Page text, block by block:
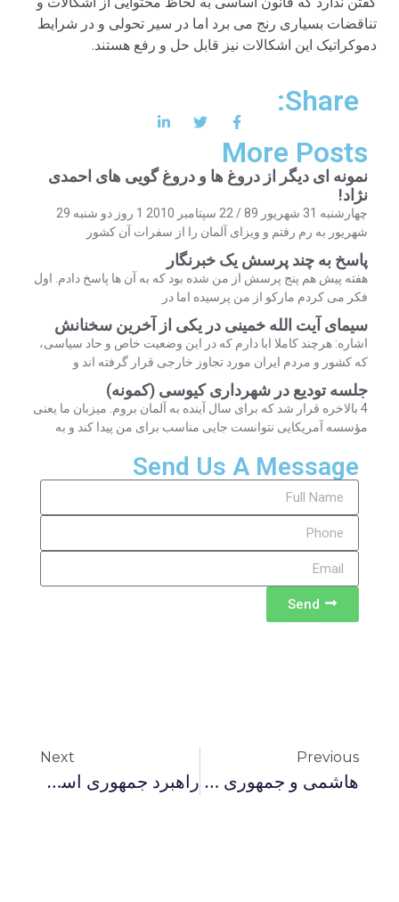
تناقضات بسیاری رنج می برد اما در سیر تحولی و در شرایط
دموکراتیک این اشکالات نیز قابل حل و رفع هستند.
Share:
More Posts
نمونه ای دیگر از دروغ ها و دروغ گویی های احمدی
نژاد!
چهارشنبه 31 شهریور 89 / 22 سپتامبر 2010 1 روز دو شنبه 29
شهریور به رم رفتم و ویزای آلمان را از سفرات آن کشور
پاسخ به چند پرسش یک خبرنگار
هفته پیش هم پنج پرسش از من شده بود که به آن ها پاسخ دادم. اول
فکر می کردم مارکو از من پرسیده اما در
سیمای آیت الله خمینی در یکی از آخرین سخنانش
اشاره: هرچند کاملا ابا دارم که در این وضعیت خاص و حاد سیاسی،
که کشور و مردم ایران مورد تجاوز خارجی قرار گرفته اند و
جلسه تودیع در شهرداری کیوسی (کمونه)
4 بالاخره قرار شد که برای سال آینده به آلمان بروم. میزبان ما یعنی
مؤسسه آمریکایی نتوانست جایی مناسب برای من پیدا کند و به
Send Us A Message
Send
Previous
هاشمی و جمهوری دوم اسلامی
Next
راهبرد جمهوری اسلامی: طرازنامه و چشم انداز